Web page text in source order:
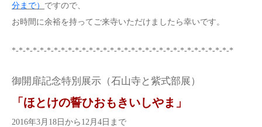
分まで） ですので、
お時間に余裕を持ってご来寺いただけましたら幸いです。
*-*-*-*-*-*-*-*-*-*-*-*-*-*-*-*-*-*-*-*-*-*-*-*-*-*-*-*-*-*-*-*
御開扉記念特別展示（石山寺と紫式部展）
「ほとけの誓ひおもきいしやま」
2016年3月18日から12月4日まで